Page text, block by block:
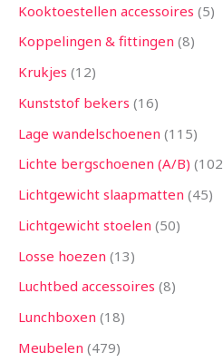
Kooktoestellen accessoires 5
Koppelingen & fittingen 8
Krukjes 12
Kunststof bekers 16
Lage wandelschoenen 115
Lichte bergschoenen (A/B) 102
Lichtgewicht slaapmatten 45
Lichtgewicht stoelen 50
Losse hoezen 13
Luchtbed accessoires 8
Lunchboxen 18
Meubelen 479